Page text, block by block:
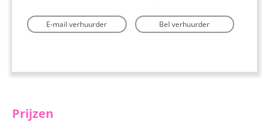
E-mail verhuurder Bel verhuurder
Prijzen